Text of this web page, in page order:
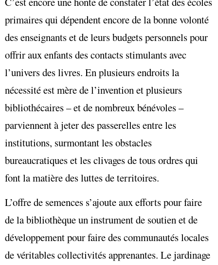
primaires qui dépendent encore de la bonne volonté
des enseignants et de leurs budgets personnels pour
offrir aux enfants des contacts stimulants avec
l’univers des livres. En plusieurs endroits la
nécessité est mère de l’invention et plusieurs
bibliothécaires – et de nombreux bénévoles –
parviennent à jeter des passerelles entre les
institutions, surmontant les obstacles
bureaucratiques et les clivages de tous ordres qui
font la matière des luttes de territoires.
L’offre de semences s’ajoute aux efforts pour faire
de la bibliothèque un instrument de soutien et de
développement pour faire des communautés locales
de véritables collectivités apprenantes. Le jardinage